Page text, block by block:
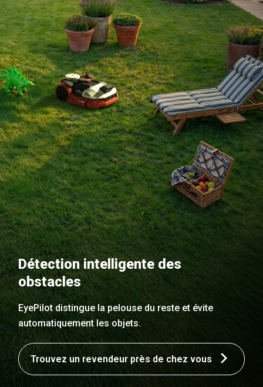
Détection intelligente des
obstacles
EyePilot distingue la pelouse du reste et évite
automatiquement les objets.
Trouvez un revendeur près de chez vous